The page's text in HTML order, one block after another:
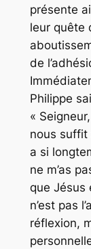
présente
leur quête
de
Philippe
«
nous suffit
a si
ne m’as
que Jésus
n’est pas
réflexion,